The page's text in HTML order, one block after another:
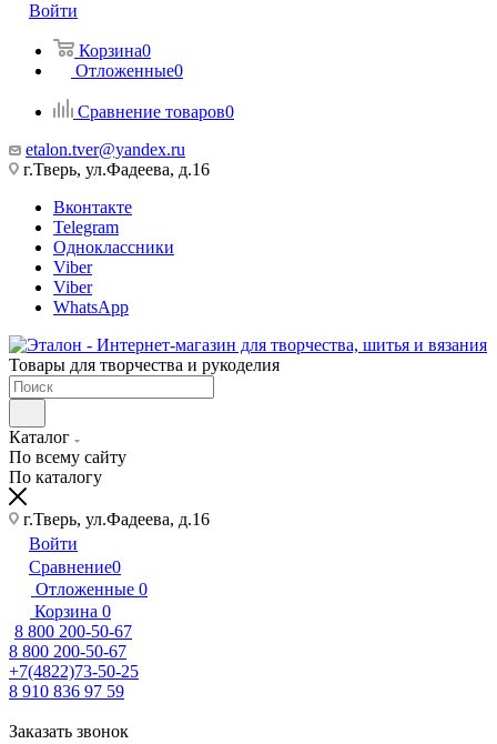
Войти
Корзина0
Отложенные0
Сравнение товаров0
etalon.tver@yandex.ru
г.Тверь, ул.Фадеева, д.16
Вконтакте
Telegram
Одноклассники
Viber
Viber
WhatsApp
Товары для творчества и рукоделия
Каталог
По всему сайту
По каталогу
г.Тверь, ул.Фадеева, д.16
Войти
Сравнение0
Отложенные 0
Корзина 0
8 800 200-50-67
8 800 200-50-67
+7(4822)73-50-25
8 910 836 97 59
Заказать звонок